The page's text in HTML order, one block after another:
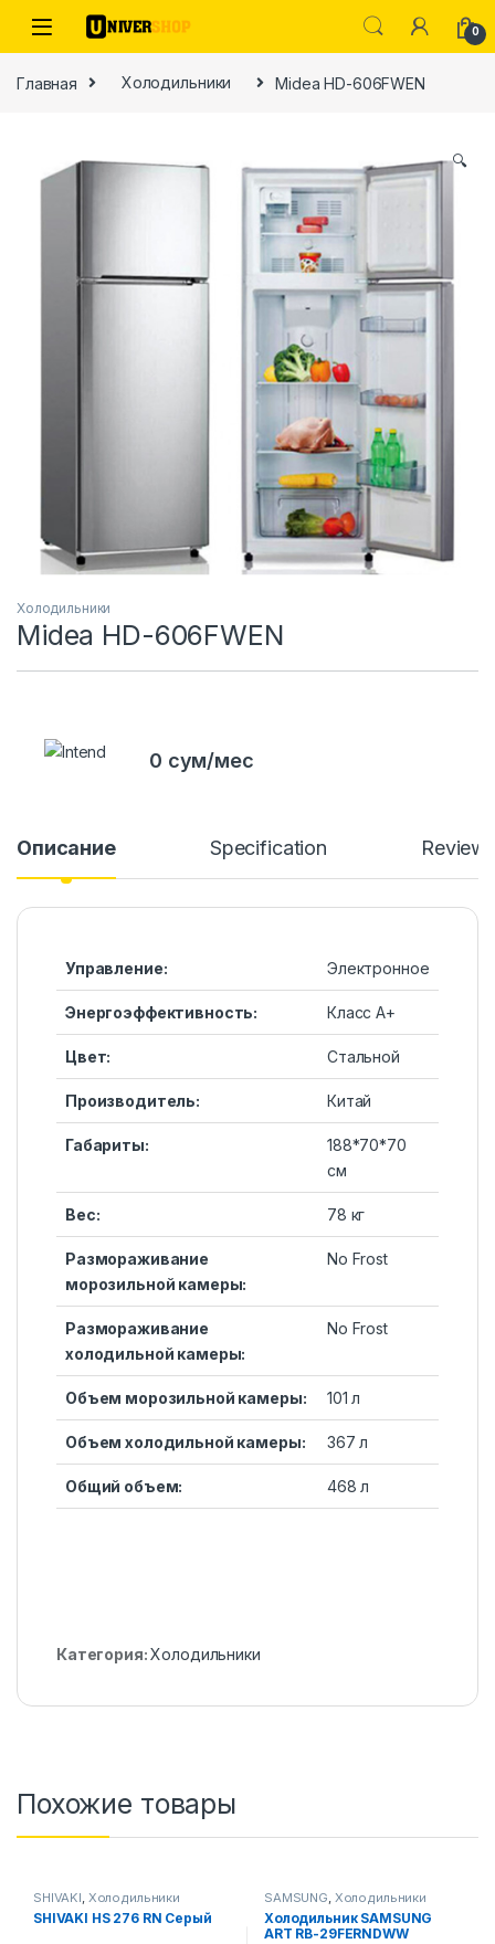
Skip to navigation
Skip to content
0
Главная Холодильники Midea HD-606FWEN
🔍
Холодильники
Midea HD-606FWEN
0 сум/мес
Описание Specification
Управление: Электронное
Энергоэффективность: Класс А+
Цвет: Стальной
Производитель: Китай
Габариты:
188*70*70
см
Вес: 78 кг
Размораживание
морозильной камеры:
No Frost
Размораживание
холодильной камеры:
No Frost
Объем морозильной камеры: 101 л
Объем холодильной камеры: 367 л
Общий объем: 468 л
Категория:Холодильники
Похожие товары
SHIVAKI, Холодильники
SHIVAKI HS 276 RN Серый
SAMSUNG, Холодильники
Холодильник SAMSUNG
ART RB-29FERNDWW